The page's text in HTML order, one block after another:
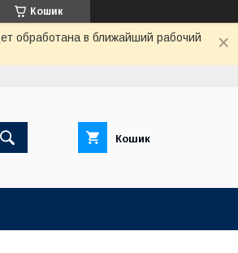
Кошик
обработана в ближайший рабочий
Кошик